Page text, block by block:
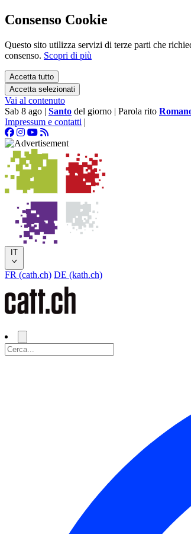
Consenso Cookie
Questo sito utilizza servizi di terze parti che
consenso. Scopri di più
Accetta tutto
Accetta selezionati
Vai al contenuto
Sab 8 ago | Santo del giorno | Parola rito
Impressum e contatti |
IT
FR (cath.ch) DE (kath.ch)